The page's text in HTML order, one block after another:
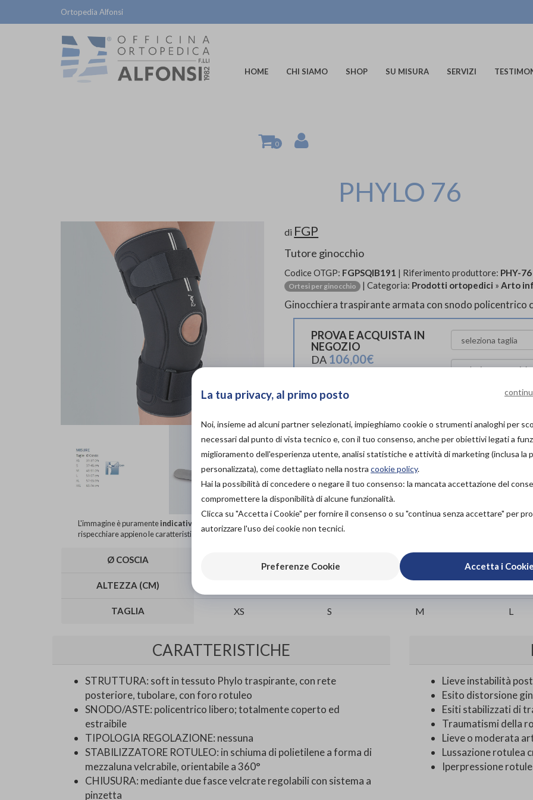
Ortopedia Alfonsi
HOME CHI SIAMO SHOP SU MISURA SERVIZI
0
PHYLO 76
L'immagine è puramenteindicativa
e potrebbe non
rispecchiare appieno le caratteristiche del prodotto.
di FGP
Tutore ginocchio
Codice OTGP: FGPSQIB191 | Riferimento produttore: PHY-76
Ortesi per ginocchio | Categoria: Prodotti ortopedici »Arto
Ginocchiera traspirante armata con snodo policentrico
PROVA E ACQUISTA IN
NEGOZIO
DA 106,00€
NEGOZIO
ACQUISTA ONLINE
DA106,00€ Scarica il
L'acquisto in negozio è raccomandato per
Vieni in
Ø COSCIA 45-51 cm
ALTEZZA (CM)
TAGLIA XS S M L
CARATTERISTICHE
STRUTTURA: soft in tessuto Phylo traspirante, con rete
posteriore, tubolare, con foro rotuleo
SNODO/ASTE: policentrico libero; totalmente coperto ed
estraibile
TIPOLOGIA REGOLAZIONE: nessuna
STABILIZZATORE ROTULEO: in schiuma di polietilene a forma di
mezzaluna velcrabile, orientabile a 360°
CHIUSURA: mediante due fasce velcrate regolabili con sistema a
pinzetta
Lieve instabilità
Esito distorsione
Esiti stabilizzati di
Traumatismi della
Lieve o moderata
Lussazione rotulea
Iperpressione
La tua privacy, al primo posto
Noi, insieme ad alcuni partner selezionati, impieghiamo cookie o strumenti analoghi per
necessari dal punto di vista tecnico e, con il tuo consenso, anche per obiettivi legati a
miglioramento dell'esperienza utente, analisi statistiche e attività di marketing (inclusa la
personalizzata), come dettagliato nella nostra cookie policy.
Hai la possibilità di concedere o negare il tuo consenso: la mancata accettazione del
compromettere la disponibilità di alcune funzionalità.
Clicca su "Accetta i Cookie" per fornire il consenso o su "continua senza accettare" per
autorizzare l'uso dei cookie non tecnici.
Preferenze Cookie Accetta i Cookie